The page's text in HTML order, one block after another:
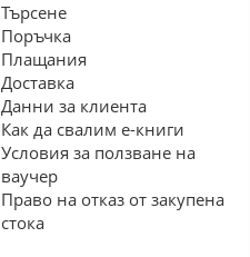
Търсене
Поръчка
Плащания
Доставка
Данни за клиента
Как да свалим е-книги
Условия за ползване на
ваучер
Право на отказ от закупена
стока